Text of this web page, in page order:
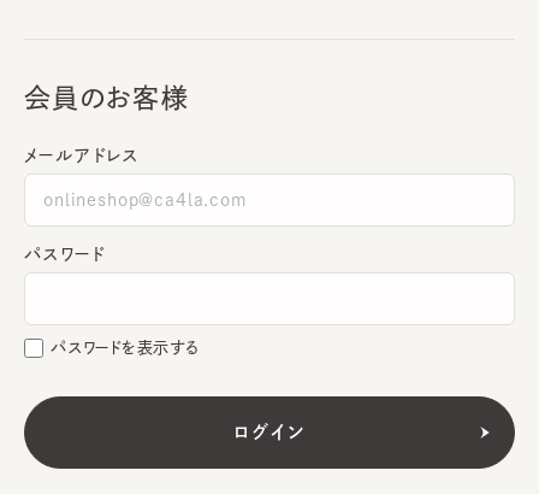
会員のお客様
メールアドレス
パスワード
パスワードを表示する